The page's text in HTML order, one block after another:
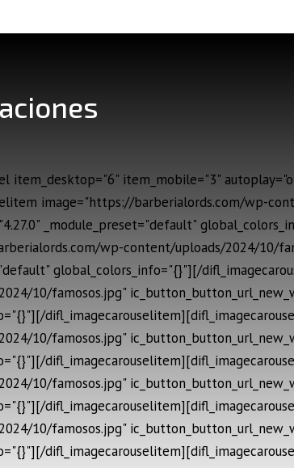
item_desktop="6" item_mobile="3"
image="https://barberialords.com/wp-
_module_preset="default"
wp-content/uploads/2024/10/
global_colors_info="{}"][/
10/famosos.jpg"
10/famosos.jpg"
10/famosos.jpg"
10/famosos.jpg"